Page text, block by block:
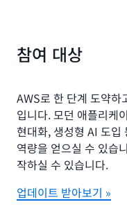
참여 대상
AWS로 한 단계 도약하
입니다. 모던 애플리케
현대화, 생성형 AI 도입
역량을 얻으실 수 있습
작하실 수 있습니다.
업데이트 받아보기 »